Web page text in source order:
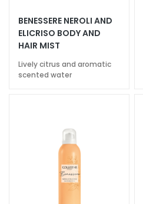
l
t
e
s
BENESSERE NEROLI AND
ELICRISO BODY AND
HAIR MIST
Lively citrus and aromatic
scented water